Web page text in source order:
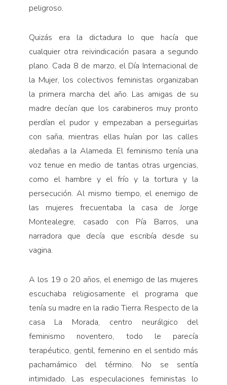
peligroso.
Quizás era la dictadura lo que hacía que
cualquier otra reivindicación pasara a segundo
plano. Cada 8 de marzo, el Día Internacional de
la Mujer, los colectivos feministas organizaban
la primera marcha del año. Las amigas de su
madre decían que los carabineros muy pronto
perdían el pudor y empezaban a perseguirlas
con saña, mientras ellas huían por las calles
aledañas a la Alameda. El feminismo tenía una
voz tenue en medio de tantas otras urgencias,
como el hambre y el frío y la tortura y la
persecución. Al mismo tiempo, el enemigo de
las mujeres frecuentaba la casa de Jorge
Montealegre, casado con Pía Barros, una
narradora que decía que escribía desde su
vagina.
A los 19 o 20 años, el enemigo de las mujeres
escuchaba religiosamente el programa que
tenía su madre en la radio Tierra. Respecto de la
casa La Morada, centro neurálgico del
feminismo noventero, todo le parecía
terapéutico, gentil, femenino en el sentido más
pachamámico del término. No se sentía
intimidado. Las especulaciones feministas lo